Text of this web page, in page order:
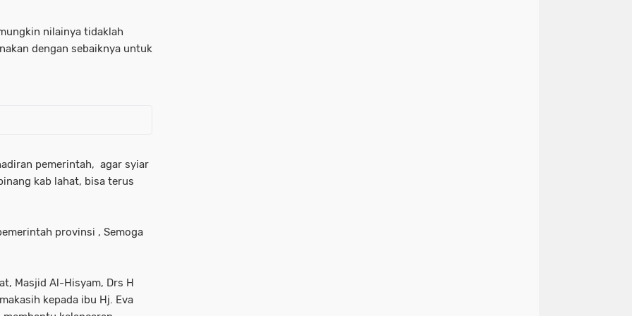
nilainya tidaklah
dengan sebaiknya untuk
pemerintah, agar syiar
kab lahat, bisa terus
provinsi , Semoga
Masjid Al-Hisyam, Drs H
kepada ibu Hj. Eva